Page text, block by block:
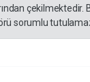
çekilmektedir.
sorumlu